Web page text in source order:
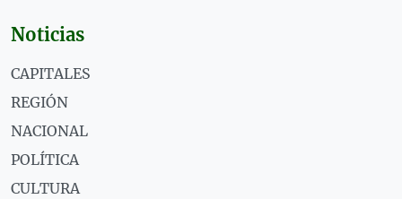
Noticias
CAPITALES
REGIÓN
NACIONAL
POLÍTICA
CULTURA